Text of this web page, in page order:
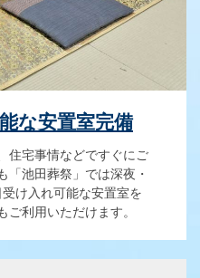
な安置室完備
住宅事情などですぐにご
「池田葬祭」では深夜・
け入れ可能な安置室を
ご利用いただけます。